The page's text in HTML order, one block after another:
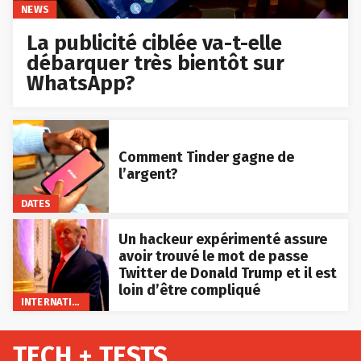
NEWS
La publicité ciblée va-t-elle
débarquer très bientôt sur
WhatsApp?
DATES
Comment Tinder gagne de
l’argent?
INTERNATIONAL
Un hackeur expérimenté assure
avoir trouvé le mot de passe
Twitter de Donald Trump et il est
loin d’être compliqué